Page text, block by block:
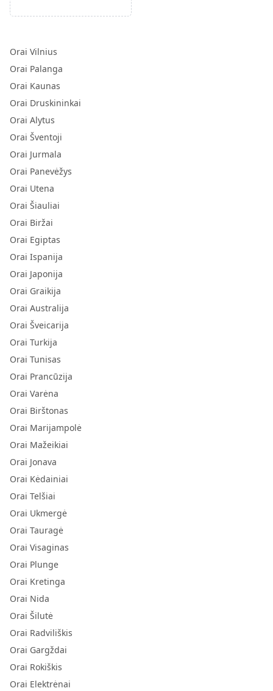
Orai Vilnius
Orai Palanga
Orai Kaunas
Orai Druskininkai
Orai Alytus
Orai Šventoji
Orai Jurmala
Orai Panevėžys
Orai Utena
Orai Šiauliai
Orai Biržai
Orai Egiptas
Orai Ispanija
Orai Japonija
Orai Graikija
Orai Australija
Orai Šveicarija
Orai Turkija
Orai Tunisas
Orai Prancūzija
Orai Varėna
Orai Birštonas
Orai Marijampolė
Orai Mažeikiai
Orai Jonava
Orai Kėdainiai
Orai Telšiai
Orai Ukmergė
Orai Tauragė
Orai Visaginas
Orai Plunge
Orai Kretinga
Orai Nida
Orai Šilutė
Orai Radviliškis
Orai Gargždai
Orai Rokiškis
Orai Elektrėnai